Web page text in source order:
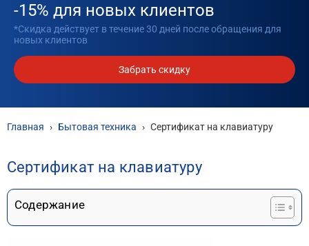
-15% для новых клиентов
*Скидка действует в течение 30 дней после обращения для
новых клиентов
Забрать скидку
Главная › Бытовая техника › Сертификат на клавиатуру
Сертификат на клавиатуру
Содержание